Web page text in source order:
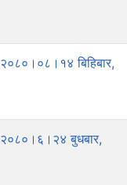
बिहिबार,
बुधबार,